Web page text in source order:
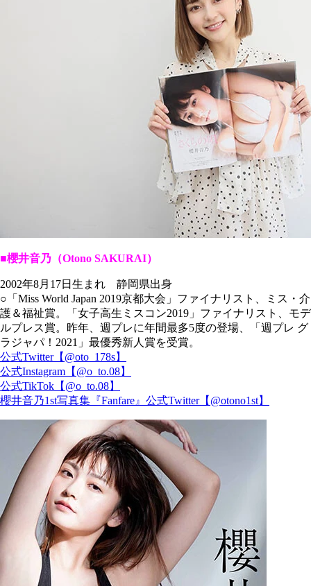
■櫻井音乃（Otono SAKURAI）
2002年8月17日生まれ 静岡県出身
○「Miss World Japan 2019京都大会」ファイナリスト、ミス・介
護＆福祉賞。「女子高生ミスコン2019」ファイナリスト、モデ
ルプレス賞。昨年、週プレに年間最多5度の登場、「週プレ グ
ラジャパ！2021」最優秀新人賞を受賞。
公式Twitter【@oto_178s】
公式Instagram【@o_to.08】
公式TikTok【@o_to.08】
櫻井音乃1st写真集『Fanfare』公式Twitter【@otono1st】